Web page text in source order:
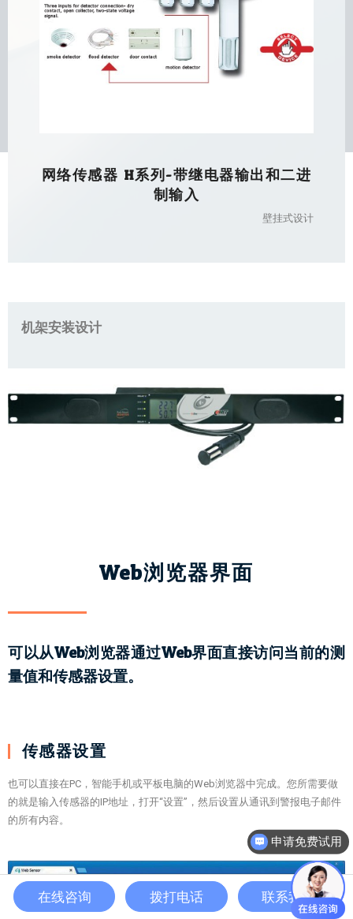
网络传感器 H系列-带继电器输出和二进
制输入
壁挂式设计
机架安装设计
Web浏览器界面
可以从Web浏览器通过Web界面直接访问当前的测
量值和传感器设置。
传感器设置
也可以直接在PC，智能手机或平板电脑的Web浏览器中完成。您所需要做
的就是输入传感器的IP地址，打开“设置”，然后设置从通讯到警报电子邮件
的所有内容。
申请免费试用
产品目录
在线咨询 拨打电话 联系我们